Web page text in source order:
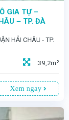
GIA TỰ –
– TP. ĐÀ
HẢI CHÂU - TP.
39,2m²
Xem ngay